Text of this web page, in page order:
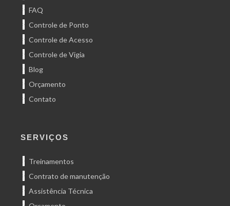
FAQ
Controle de Ponto
Controle de Acesso
Controle de Vigia
Blog
Orçamento
Contato
SERVIÇOS
Treinamentos
Contrato de manutenção
Assistência Técnica